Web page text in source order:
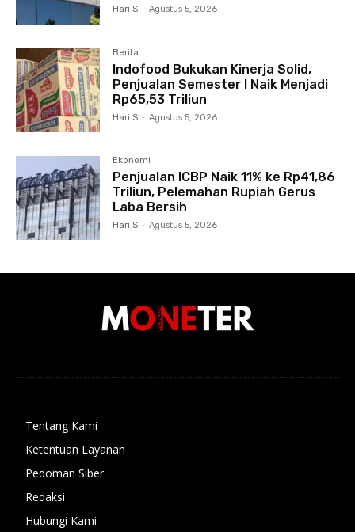
Hari S - Agustus 5, 2026
Berita
Indofood Bukukan Kinerja Solid,
Penjualan Semester I Naik Menjadi
Rp65,53 Triliun
Hari S - Agustus 5, 2026
Ekonomi
Penjualan ICBP Naik 11% ke Rp41,86
Triliun, Pelemahan Rupiah Gerus
Laba Bersih
Hari S - Agustus 5, 2026
Tentang Kami
Ketentuan Layanan
Pedoman Siber
Redaksi
Hubungi Kami